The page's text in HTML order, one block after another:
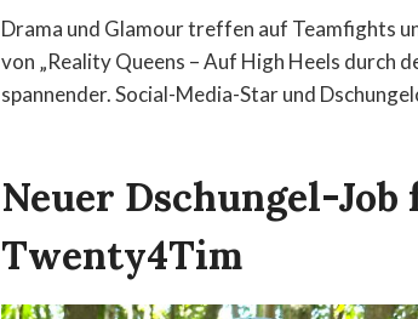
Drama und Glamour treffen auf Teamfights
von „Reality Queens – Auf High Heels durch
spannender. Social-Media-Star und
Neuer Dschungel-
Twenty4Tim